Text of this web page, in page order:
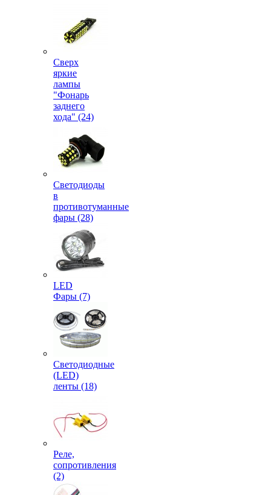
Сверх
яркие
лампы
"Фонарь
заднего
хода" (24)
Светодиоды
в
противотуманные
фары (28)
LED
Фары (7)
Светодиодные
(LED)
ленты (18)
Реле,
сопротивления
(2)